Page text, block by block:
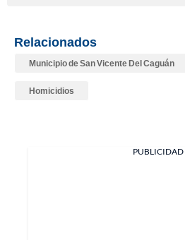
Relacionados
Municipio de San Vicente Del Caguán
Homicidios
PUBLICIDAD